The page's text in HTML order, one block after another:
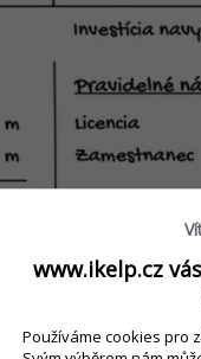
www.ikelp.cz
Používáme cookies pro